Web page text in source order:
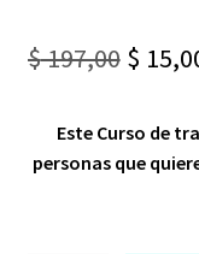
$197,00
was:
$
$
Este Curso de
personas que